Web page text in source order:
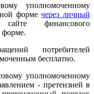
уполномоченному
формечерез личный
финансового
форме.
потребителей
бесплатно.
уполномоченному
- претензией в